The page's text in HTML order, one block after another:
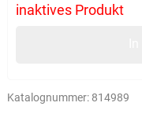
inaktives Produkt
Katalognummer: 814989